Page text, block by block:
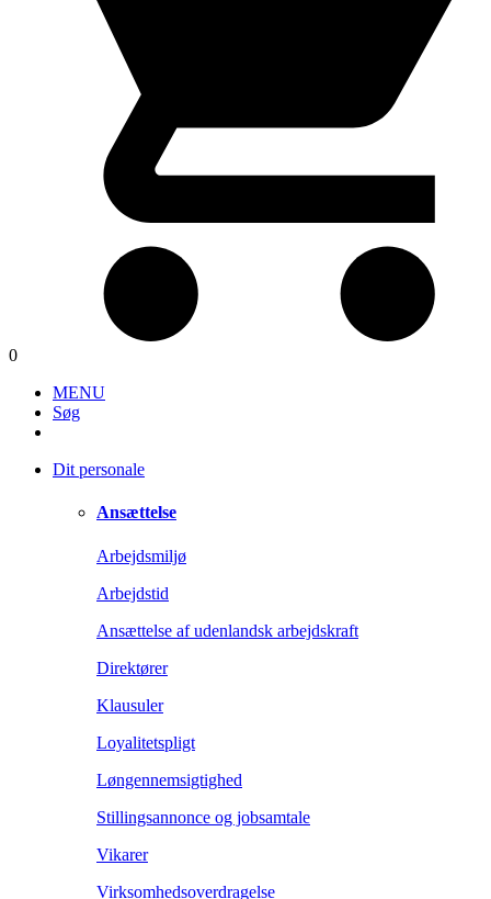
0
MENU
Søg
Dit personale
Ansættelse
Arbejdsmiljø
Arbejdstid
Ansættelse af udenlandsk arbejdskraft
Direktører
Klausuler
Loyalitetspligt
Løngennemsigtighed
Stillingsannonce og jobsamtale
Vikarer
Virksomhedsoverdragelse